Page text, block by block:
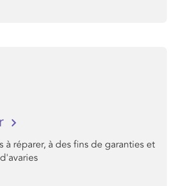
réparer, à des fins de garanties et